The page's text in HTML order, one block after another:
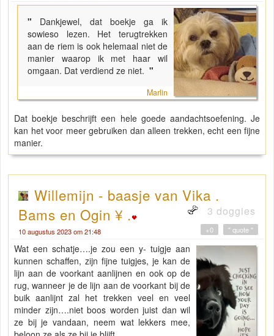
" Dankjewel, dat boekje ga ik
sowieso lezen. Het terugtrekken
aan de riem is ook helemaal niet de
manier waarop ik met haar wil
omgaan. Dat verdiend ze niet. "
Marlin
Dat boekje beschrijft een hele goede aandachtsoefening. Je
kan het voor meer gebruiken dan alleen trekken, echt een fijne
manier.
Willemijn - baasje van Vika .
Bams en Ogin ¥ .
3 doggies
10 augustus 2023 om 21:48 " quote "
+0
Wat een schatje….je zou een y- tuigje aan
kunnen schaffen, zijn fijne tuigjes, je kan de
lijn aan de voorkant aanlijnen en ook op de
rug, wanneer je de lijn aan de voorkant bij de
buik aanlijnt zal het trekken veel en veel
minder zijn….niet boos worden juist dan wil
ze bij je vandaan, neem wat lekkers mee,